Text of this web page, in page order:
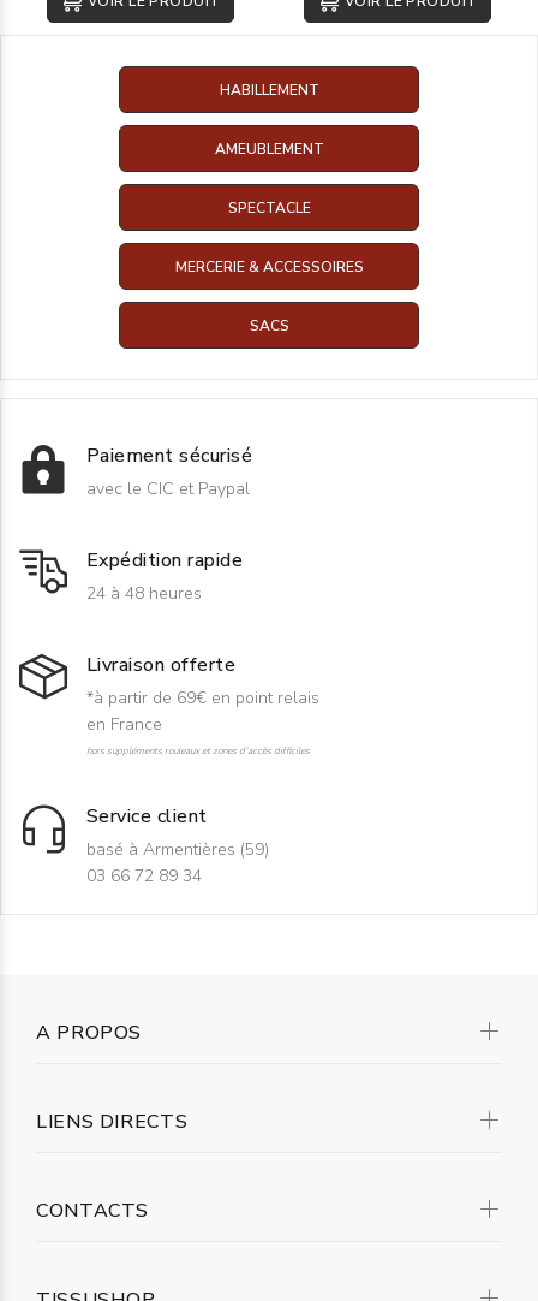
HABILLEMENT
AMEUBLEMENT
SPECTACLE
MERCERIE & ACCESSOIRES
SACS
Paiement sécurisé
avec le CIC et Paypal
Expédition rapide
24 à 48 heures
Livraison offerte
*à partir de 69€ en point relais
en France
hors suppléments rouleaux et zones d'accès difficiles
Service client
basé à Armentières (59)
03 66 72 89 34
A PROPOS
LIENS DIRECTS
CONTACTS